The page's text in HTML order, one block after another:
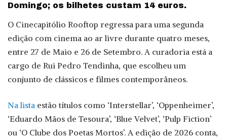
Domingo; os bilhetes custam 14 euros.
O Cinecapitólio Rooftop regressa para uma segunda
edição com cinema ao ar livre durante quatro meses,
entre 27 de Maio e 26 de Setembro. A curadoria está a
cargo de Rui Pedro Tendinha, que escolheu um
conjunto de clássicos e filmes contemporâneos.
Na lista estão títulos como ‘Interstellar’, ‘Oppenheimer’,
‘Eduardo Mãos de Tesoura’, ‘Blue Velvet’, ‘Pulp Fiction’
ou ‘O Clube dos Poetas Mortos’. A edição de 2026 conta,